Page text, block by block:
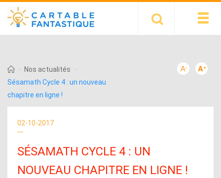
Nos actualités
Sésamath Cycle 4 : un nouveau
chapitre en ligne !
02-10-2017
SÉSAMATH CYCLE 4 : UN
NOUVEAU CHAPITRE EN LIGNE !